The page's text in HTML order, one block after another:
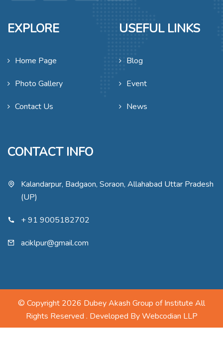
EXPLORE
Home Page
Photo Gallery
Contact Us
USEFUL LINKS
Blog
Event
News
CONTACT INFO
Kalandarpur, Badgaon, Soraon, Allahabad Uttar Pradesh
(UP)
+ 91 9005182702
aciklpur@gmail.com
© Copyright 2026 Dubey Akash Group of Institute All
Rights Reserved . Developed ByWebcodian LLP